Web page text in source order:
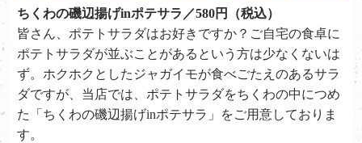
ちくわの磯辺揚げinポテサラ／580円（税込）
皆さん、ポテトサラダはお好きですか？ご自宅の食卓に
ポテトサラダが並ぶことがあるという方は少なくないは
ず。ホクホクとしたジャガイモが食べごたえのあるサラ
ダですが、当店では、ポテトサラダをちくわの中につめ
た「ちくわの磯辺揚げinポテサラ」をご用意しておりま
す。